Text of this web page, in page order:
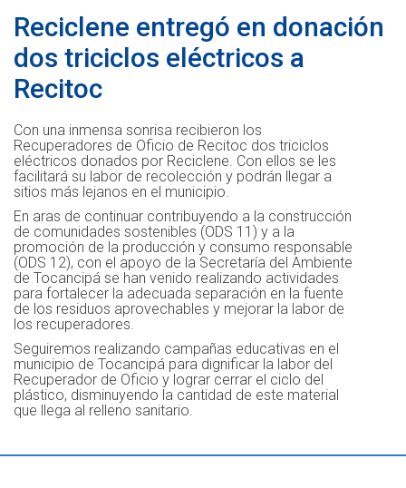
Reciclene entregó en donación
dos triciclos eléctricos a
Recitoc
Con una inmensa sonrisa recibieron los
Recuperadores de Oficio de Recitoc dos triciclos
eléctricos donados por Reciclene. Con ellos se les
facilitará su labor de recolección y podrán llegar a
sitios más lejanos en el municipio.
En aras de continuar contribuyendo a la construcción
de comunidades sostenibles (ODS 11) y a la
promoción de la producción y consumo responsable
(ODS 12), con el apoyo de la Secretaría del Ambiente
de Tocancipá se han venido realizando actividades
para fortalecer la adecuada separación en la fuente
de los residuos aprovechables y mejorar la labor de
los recuperadores.
Seguiremos realizando campañas educativas en el
municipio de Tocancipá para dignificar la labor del
Recuperador de Oficio y lograr cerrar el ciclo del
plástico, disminuyendo la cantidad de este material
que llega al relleno sanitario.